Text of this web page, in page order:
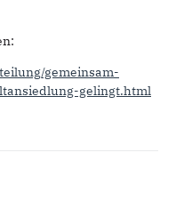
gemeinsam-
gelingt.html